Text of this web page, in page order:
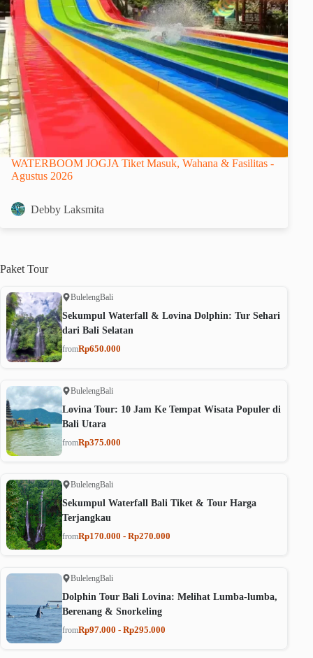
WATERBOOM JOGJA Tiket Masuk, Wahana & Fasilitas -
Agustus 2026
Debby Laksmita
Paket Tour
BulelengBali
Sekumpul Waterfall & Lovina Dolphin: Tur Sehari
dari Bali Selatan
fromRp650.000
BulelengBali
Lovina Tour: 10 Jam Ke Tempat Wisata Populer di
Bali Utara
fromRp375.000
BulelengBali
Sekumpul Waterfall Bali Tiket & Tour Harga
Terjangkau
fromRp170.000 - Rp270.000
BulelengBali
Dolphin Tour Bali Lovina: Melihat Lumba-lumba,
Berenang & Snorkeling
fromRp97.000 - Rp295.000